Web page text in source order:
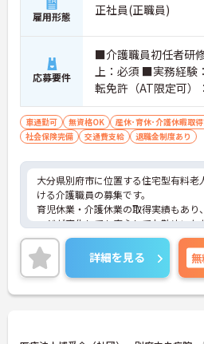
雇用形態 正社員(正職員)
応募要件
■介護職員初任者研
上：必須 ■実務経
転免許（AT限定可）
車通勤可 無資格OK 産休･育休･介護休暇取
社会保険完備
交通費支給 退職金制度あり
大分県別府市に位置する住宅型有料老
ける介護職員の募集です。
育児休業・介護休業の取得実績もあり
ージが変化しても安心してお勤めいた
す。また、マイカー通勤が可能なので
りません。
ご興味のある方には、面接対策ポイン
に詳細をお話しいたしますのでお気軽
さい！
詳細を見る